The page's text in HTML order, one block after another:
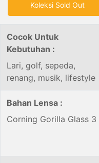
Koleksi Sold Out
Cocok Untuk
Kebutuhan :
Lari, golf, sepeda,
renang, musik, lifestyle
Bahan Lensa :
Corning Gorilla Glass 3